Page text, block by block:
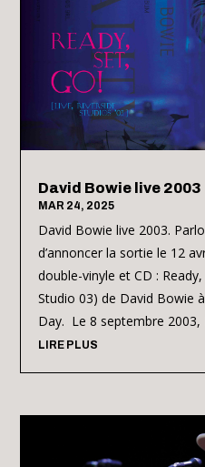
David Bowie live 2003
MAR 24, 2025
David Bowie live 2003.
d’annoncer la sortie le 12
double-vinyle et CD :
Studio 03) de David Bowie
Day. Le 8 septembre 2003,
LIRE PLUS